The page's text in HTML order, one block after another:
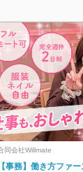
同会社Willmate
【事務】働き方ファ